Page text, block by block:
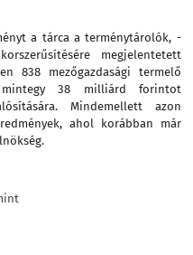
a tárca a terménytárolók, -
megjelentetett
838 mezőgazdasági termelő
38 milliárd forintot
Mindemellett azon
ahol korábban már